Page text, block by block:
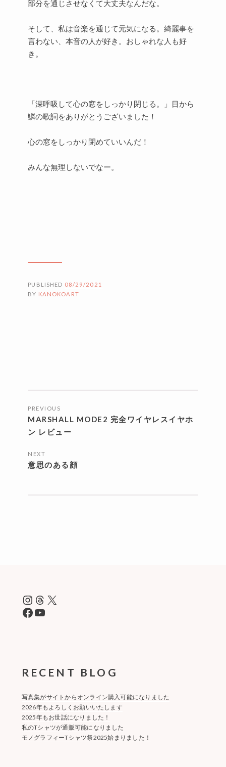
部分を通じさせなくて大丈夫なんだな。
そして、私は音楽を通じて元気になる。綺麗事を
言わない、本音の人が好き。おしゃれな人も好
き。
「深呼吸して心の窓をしっかり閉じる。」目から
鱗の歌詞をありがとうございました！
心の窓をしっかり閉めていいんだ！
みんな無理しないでなー。
PUBLISHED 08/29/2021
BY KANOKOART
稿
ナ
ビ
ゲ
PREVIOUS
MARSHALL MODE2 完全ワイヤレスイヤホ
ン レビュー
NEXT
意思のある顔
Instagram
Threads
X
Facebook
YouTube
RECENT BLOG
写真集がサイトからオンライン購入可能になりました
2026年もよろしくお願いいたします
2025年もお世話になりました！
私のTシャツが通販可能になりました
モノグラフィーTシャツ祭2025始まりました！